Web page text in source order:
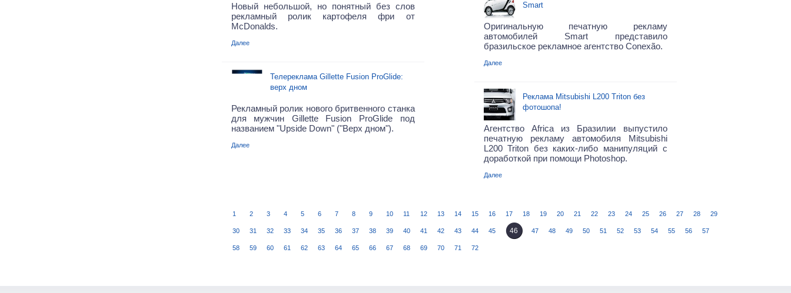
Новый небольшой, но понятный без слов
рекламный ролик картофеля фри от
McDonalds.
Далее
Телереклама Gillette Fusion ProGlide:
верх дном
Рекламный ролик нового бритвенного станка
для мужчин Gillette Fusion ProGlide под
названием "Upside Down" ("Верх дном").
Далее
Smart
Оригинальную печатную рекламу
автомобилей Smart представило
бразильское рекламное агентство Conexão.
Далее
Реклама Mitsubishi L200 Triton без
фотошопа!
Агентство Africa из Бразилии выпустило
печатную рекламу автомобиля Mitsubishi
L200 Triton без каких-либо манипуляций с
доработкой при помощи Photoshop.
Далее
1 2 3 4 5 6 7 8 9 10 11 12 13 14 15 16 17 18 19 20 21 22 23 24 25 26 27 28 29
30 31 32 33 34 35 36 37 38 39 40 41 42 43 44 45 46 47 48 49 50 51 52 53 54 55 56 57
58 59 60 61 62 63 64 65 66 67 68 69 70 71 72